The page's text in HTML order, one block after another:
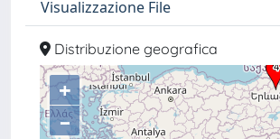
Visualizzazione File
Distribuzione geografica
+
–